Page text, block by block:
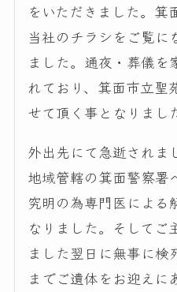
をいただきました。箕
当社のチラシをご覧に
ました。通夜・葬儀を
れており、箕面市立聖
せて頂く事となりまし
外出先にて急逝されま
地域管轄の箕面警察署
究明の為専門医による
なりました。そしてご
ました翌日に無事に検
までご遺体をお迎えに